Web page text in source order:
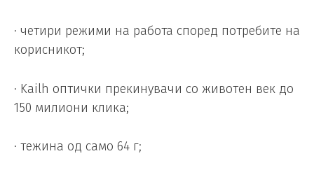
· четири режими на работа според потребите на
корисникот;
· Kailh оптички прекинувачи со животен век до
150 милиони клика;
· тежина од само 64 г;